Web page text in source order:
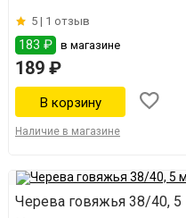
5 | 1 отзыв
183 ₽ в магазине
189 ₽
Наличие в магазине
Черева говяжья 38/40, 5